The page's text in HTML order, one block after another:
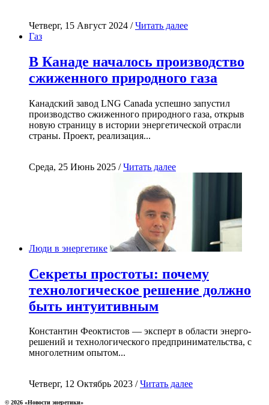
Четверг, 15 Август 2024 /Читать далее
Газ
В Канаде началось производство
сжиженного природного газа
Канадский завод LNG Canada успешно запустил
производство сжиженного природного газа, открыв
новую страницу в истории энергетической отрасли
страны. Проект, реализация...
Среда, 25 Июнь 2025 /Читать далее
Люди в энергетике
Секреты простоты: почему
технологическое решение должно
быть интуитивным
Константин Феоктистов — эксперт в области энерго-
решений и технологического предпринимательства, с
многолетним опытом...
Четверг, 12 Октябрь 2023 /Читать далее
© 2026 «Новости энеретики»